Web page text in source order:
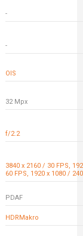
-
-
OIS
32 Mpx
f/2.2
3840 x 2160 / 30 FPS,
60 FPS, 1920 x 1080 /
PDAF
HDRMakro